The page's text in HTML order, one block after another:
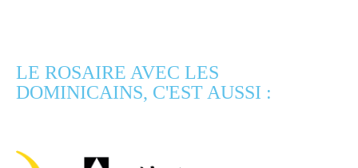
LE ROSAIRE AVEC LES
DOMINICAINS, C'EST AUSSI :